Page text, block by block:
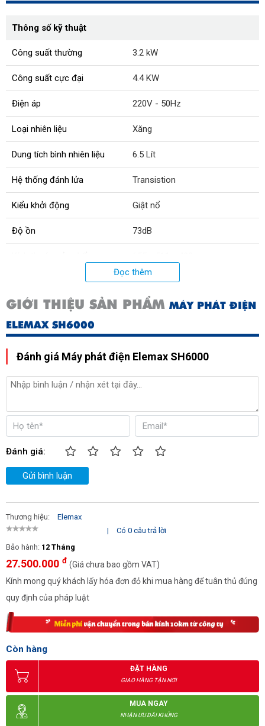
Thông số kỹ thuật
Công suất thường 3.2 kW
Công suất cực đại 4.4 KW
Điện áp 220V - 50Hz
Loại nhiên liệu Xăng
Dung tích bình nhiên liệu 6.5 Lít
Hệ thống đánh lửa Transistion
Kiểu khởi động Giật nổ
Độ ồn 73dB
Trọng lượng sản phẩm 65kg
*Công suất 11HP
Xuất xứ: Nhật Bản
Đọc thêm
GIỚI THIỆU SẢN PHẨM MÁY PHÁT ĐIỆN
ELEMAX SH6000
Đánh giá Máy phát điện Elemax SH6000
Đánh giá:
Gửi bình luận
Thương hiệu:
Elemax
|
Có 0 câu trả lời
Bảo hành: 12 Tháng
27.500.000 đ (Giá chưa bao gồm VAT)
Kính mong quý khách lấy hóa đơn đỏ khi mua hàng để tuân thủ đúng
quy định của pháp luật
Còn hàng
ĐẶT HÀNG
GIAO HÀNG TẬN NƠI
MUA NGAY
NHẬN ƯU ĐÃI KHỦNG